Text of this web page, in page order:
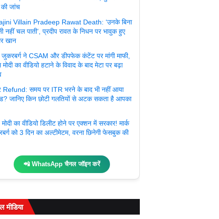
जांच
Villain Pradeep Rawat Death: ‘उनके बिना
नहीं चल पाती’, प्रदीप रावत के निधन पर भावुक हुए
खान
जुकरबर्ग ने CSAM और डीपफेक कंटेंट पर मांगी माफी,
मोदी का वीडियो हटाने के विवाद के बाद मेटा पर बढ़ा
Refund: समय पर ITR भरने के बाद भी नहीं आया
जानिए किन छोटी गलतियों से अटक सकता है आपका
का वीडियो डिलीट होने पर एक्शन में सरकार! मार्क
को 3 दिन का अल्टीमेटम, वरना छिनेगी फेसबुक की
📲 WhatsApp चैनल जॉइन करें
मीडिया